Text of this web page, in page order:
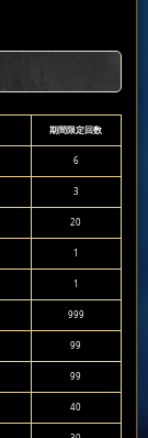
期間限定回数
6
3
20
1
1
999
99
99
40